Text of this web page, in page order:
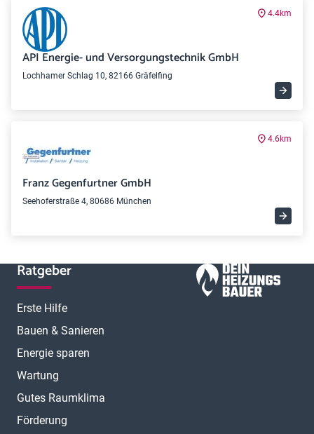
4.4km
API Energie- und Versorgungstechnik GmbH
Lochhamer Schlag 10, 82166 Gräfelfing
4.6km
Franz Gegenfurtner GmbH
Seehoferstraße 4, 80686 München
Ratgeber
Erste Hilfe
Bauen & Sanieren
Energie sparen
Wartung
Gutes Raumklima
Förderung